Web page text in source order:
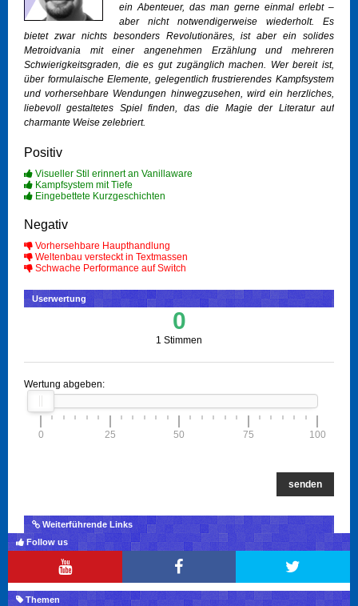
ein Abenteuer, das man gerne einmal erlebt –
aber nicht notwendigerweise wiederholt. Es
bietet zwar nichts besonders Revolutionäres, ist aber ein solides
Metroidvania mit einer angenehmen Erzählung und mehreren
Schwierigkeitsgraden, die es gut zugänglich machen. Wer bereit ist,
über formulaische Elemente, gelegentlich frustrierendes Kampfsystem
und vorhersehbare Wendungen hinwegzusehen, wird ein herzliches,
liebevoll gestaltetes Spiel finden, das die Magie der Literatur auf
charmante Weise zelebriert.
Positiv
Visueller Stil erinnert an Vanillaware
Kampfsystem mit Tiefe
Eingebettete Kurzgeschichten
Negativ
Vorhersehbare Haupthandlung
Weltenbau versteckt in Textmassen
Schwache Performance auf Switch
Userwertung
0
1 Stimmen
Wertung abgeben:
0 25 50 75 100
senden
Weiterführende Links
Follow us
Themen